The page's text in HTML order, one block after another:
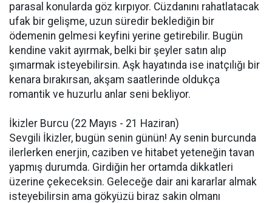
parasal konularda göz kırpıyor. Cüzdanını rahatlatacak
ufak bir gelişme, uzun süredir beklediğin bir
ödemenin gelmesi keyfini yerine getirebilir. Bugün
kendine vakit ayırmak, belki bir şeyler satın alıp
şımarmak isteyebilirsin. Aşk hayatında ise inatçılığı bir
kenara bırakırsan, akşam saatlerinde oldukça
romantik ve huzurlu anlar seni bekliyor.
İkizler Burcu (22 Mayıs - 21 Haziran)
Sevgili İkizler, bugün senin günün! Ay senin burcunda
ilerlerken enerjin, caziben ve hitabet yeteneğin tavan
yapmış durumda. Girdiğin her ortamda dikkatleri
üzerine çekeceksin. Geleceğe dair ani kararlar almak
isteyebilirsin ama gökyüzü biraz sakin olmanı